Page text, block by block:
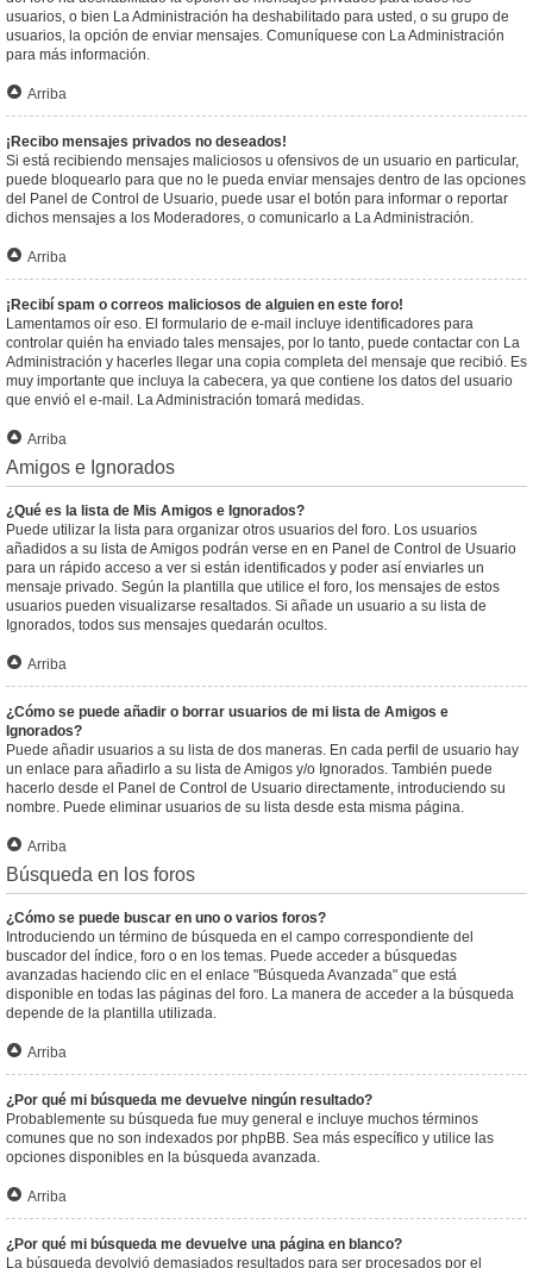
usuarios, o bien La Administración ha deshabilitado para usted, o su grupo de
usuarios, la opción de enviar mensajes. Comuníquese con La Administración
para más información.
Arriba
¡Recibo mensajes privados no deseados!
Si está recibiendo mensajes maliciosos u ofensivos de un usuario en particular,
puede bloquearlo para que no le pueda enviar mensajes dentro de las opciones
del Panel de Control de Usuario, puede usar el botón para informar o reportar
dichos mensajes a los Moderadores, o comunicarlo a La Administración.
Arriba
¡Recibí spam o correos maliciosos de alguien en este foro!
Lamentamos oír eso. El formulario de e-mail incluye identificadores para
controlar quién ha enviado tales mensajes, por lo tanto, puede contactar con La
Administración y hacerles llegar una copia completa del mensaje que recibió. Es
muy importante que incluya la cabecera, ya que contiene los datos del usuario
que envió el e-mail. La Administración tomará medidas.
Arriba
Amigos e Ignorados
¿Qué es la lista de Mis Amigos e Ignorados?
Puede utilizar la lista para organizar otros usuarios del foro. Los usuarios
añadidos a su lista de Amigos podrán verse en en Panel de Control de Usuario
para un rápido acceso a ver si están identificados y poder así enviarles un
mensaje privado. Según la plantilla que utilice el foro, los mensajes de estos
usuarios pueden visualizarse resaltados. Si añade un usuario a su lista de
Ignorados, todos sus mensajes quedarán ocultos.
Arriba
¿Cómo se puede añadir o borrar usuarios de mi lista de Amigos e
Ignorados?
Puede añadir usuarios a su lista de dos maneras. En cada perfil de usuario hay
un enlace para añadirlo a su lista de Amigos y/o Ignorados. También puede
hacerlo desde el Panel de Control de Usuario directamente, introduciendo su
nombre. Puede eliminar usuarios de su lista desde esta misma página.
Arriba
Búsqueda en los foros
¿Cómo se puede buscar en uno o varios foros?
Introduciendo un término de búsqueda en el campo correspondiente del
buscador del índice, foro o en los temas. Puede acceder a búsquedas
avanzadas haciendo clic en el enlace "Búsqueda Avanzada" que está
disponible en todas las páginas del foro. La manera de acceder a la búsqueda
depende de la plantilla utilizada.
Arriba
¿Por qué mi búsqueda me devuelve ningún resultado?
Probablemente su búsqueda fue muy general e incluye muchos términos
comunes que no son indexados por phpBB. Sea más específico y utilice las
opciones disponibles en la búsqueda avanzada.
Arriba
¿Por qué mi búsqueda me devuelve una página en blanco?
La búsqueda devolvió demasiados resultados para ser procesados por el